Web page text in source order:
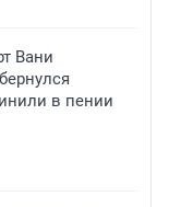
Вани
в пении